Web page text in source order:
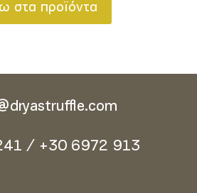
στα προϊόντα
/ +30 6972 913